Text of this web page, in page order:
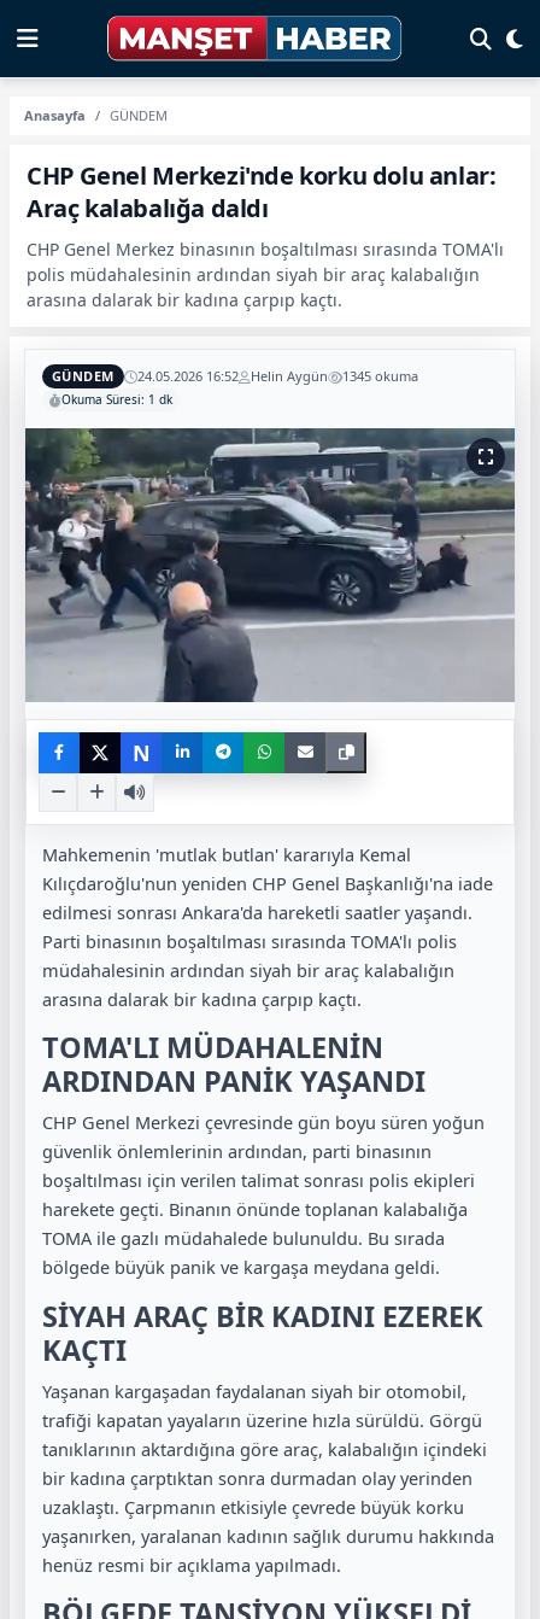
Anasayfa GÜNDEM
CHP Genel Merkezi'nde korku dolu anlar:
Araç kalabalığa daldı
CHP Genel Merkez binasının boşaltılması sırasında TOMA'lı
polis müdahalesinin ardından siyah bir araç kalabalığın
arasına dalarak bir kadına çarpıp kaçtı.
GÜNDEM 24.05.2026 16:52 Helin Aygün 1345 okuma
Okuma Süresi: 1 dk
N
Mahkemenin 'mutlak butlan' kararıyla Kemal
Kılıçdaroğlu'nun yeniden CHP Genel Başkanlığı'na iade
edilmesi sonrası Ankara'da hareketli saatler yaşandı.
Parti binasının boşaltılması sırasında TOMA'lı polis
müdahalesinin ardından siyah bir araç kalabalığın
arasına dalarak bir kadına çarpıp kaçtı.
TOMA'LI MÜDAHALENİN
ARDINDAN PANİK YAŞANDI
CHP Genel Merkezi çevresinde gün boyu süren yoğun
güvenlik önlemlerinin ardından, parti binasının
boşaltılması için verilen talimat sonrası polis ekipleri
harekete geçti. Binanın önünde toplanan kalabalığa
TOMA ile gazlı müdahalede bulunuldu. Bu sırada
bölgede büyük panik ve kargaşa meydana geldi.
SİYAH ARAÇ BİR KADINI EZEREK
KAÇTI
Yaşanan kargaşadan faydalanan siyah bir otomobil,
trafiği kapatan yayaların üzerine hızla sürüldü. Görgü
tanıklarının aktardığına göre araç, kalabalığın içindeki
bir kadına çarptıktan sonra durmadan olay yerinden
uzaklaştı. Çarpmanın etkisiyle çevrede büyük korku
yaşanırken, yaralanan kadının sağlık durumu hakkında
henüz resmi bir açıklama yapılmadı.